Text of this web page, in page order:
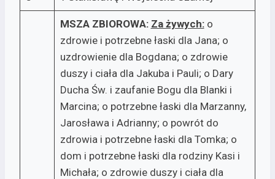
MSZA ZBIOROWA: Za żywych:­o
zdrowie i potrzebne łaski dla Jana; o
uzdrowienie dla Bogdana; o zdrowie
duszy i ciała dla Jakuba i Pauli; o Dary
Ducha Św. i zaufanie Bogu dla Blanki i
Marcina; o potrzebne łaski dla Marzanny,
Jarosława i Adrianny; o powrót do
zdrowia i potrzebne łaski dla Tomka; o
dom i potrzebne łaski dla rodziny Kasi i
Michała; o zdrowie duszy i ciała dla